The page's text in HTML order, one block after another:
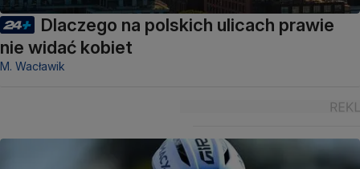
Dlaczego na polskich ulicach prawie
nie widać kobiet
M. Wacławik